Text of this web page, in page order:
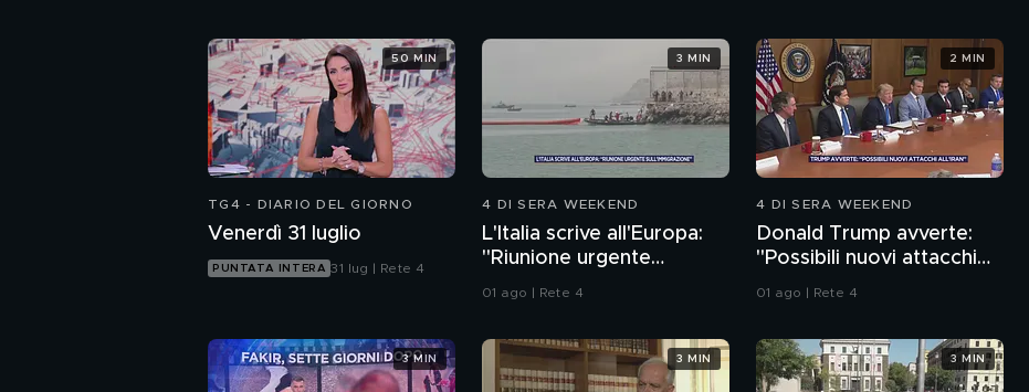
TG4 - DIARIO DEL GIORNO
Venerdì 31 luglio
PUNTATA INTERA 31 lug | Rete 4
50 MIN
4 DI SERA WEEKEND
L'Italia scrive all'Europa:
"Riunione urgente
sull'immigrazione"
01 ago | Rete 4
3 MIN
4 DI SERA WEEKEND
Donald Trump avverte:
"Possibili nuovi attacchi
all'Iran"
01 ago | Rete 4
2 MIN
3 MIN 3 MIN 3 MIN